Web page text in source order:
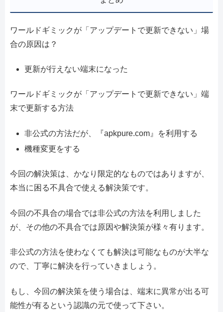
ワールドギミックが「アップデートで更新できない」場
合の原因は？
更新が行えない端末になった
ワールドギミックが「アップデートで更新できない」端
末で更新する方法
非公式の方法だが、『apkpure.com』を利用する
機種変更をする
今回の解決策は、かなり限定的なものではありますが、
本当に困る不具合で使える解決策です。
今回の不具合の場合では非公式の方法を利用しました
が、その他の不具合では原因や解決策が様々有ります。
非公式の方法を使わなくても解決は可能なものが大半な
ので、丁寧に解決を行っていきましょう。
もし、今回の解決策を使う場合は、端末に異常が出る可
能性が有るという認識の元で使って下さい。